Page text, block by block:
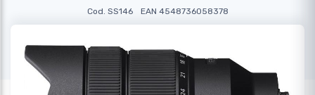
Cod. SS146 EAN 4548736058378